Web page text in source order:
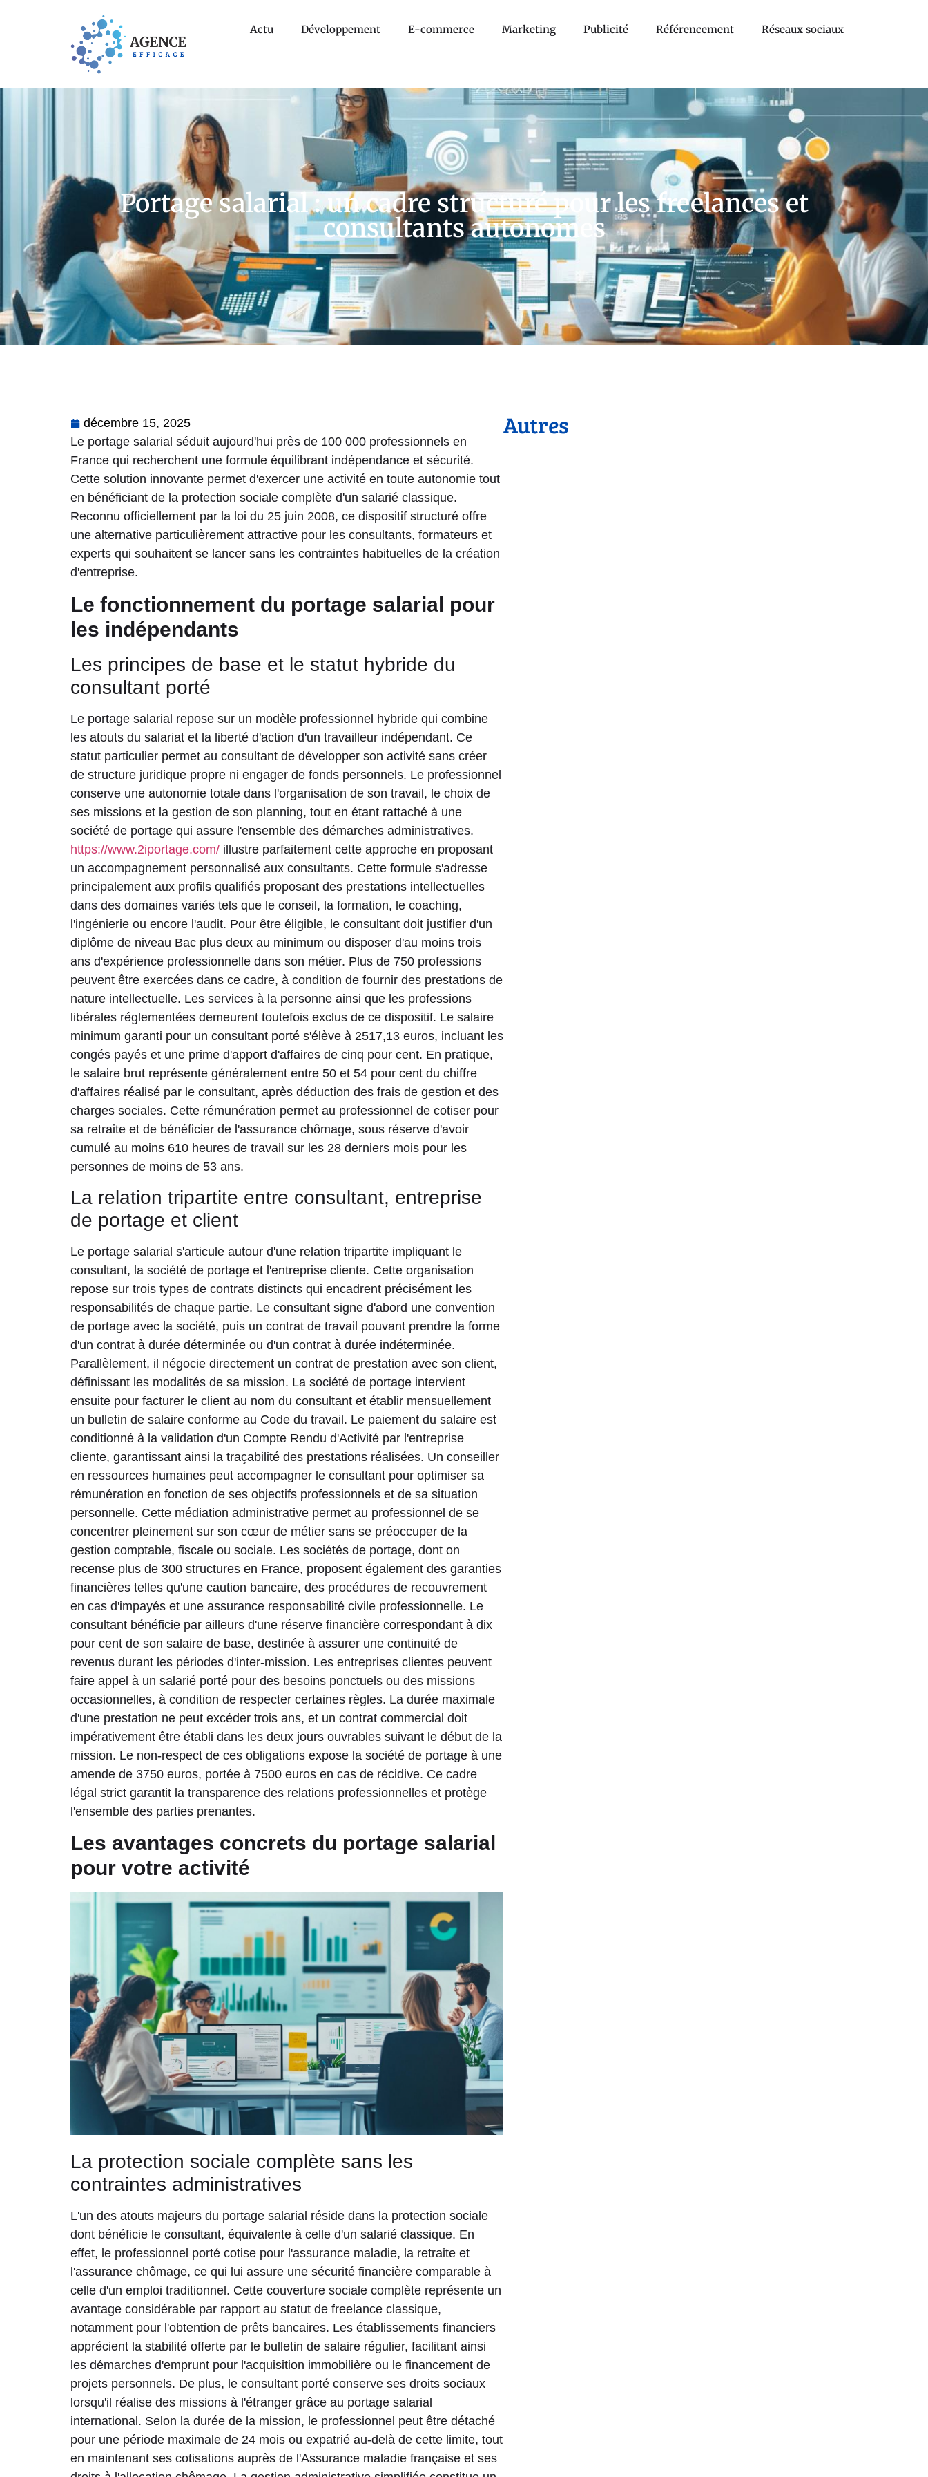
Actu Développement E-commerce Marketing Publicité Référencement Réseaux sociaux
Portage salarial : un cadre structuré pour les freelances et
consultants autonomes
décembre 15, 2025
Le portage salarial séduit aujourd'hui près de 100 000 professionnels en
France qui recherchent une formule équilibrant indépendance et sécurité.
Cette solution innovante permet d'exercer une activité en toute autonomie tout
en bénéficiant de la protection sociale complète d'un salarié classique.
Reconnu officiellement par la loi du 25 juin 2008, ce dispositif structuré offre
une alternative particulièrement attractive pour les consultants, formateurs et
experts qui souhaitent se lancer sans les contraintes habituelles de la création
d'entreprise.
Le fonctionnement du portage salarial pour
les indépendants
Les principes de base et le statut hybride du
consultant porté
Le portage salarial repose sur un modèle professionnel hybride qui combine
les atouts du salariat et la liberté d'action d'un travailleur indépendant. Ce
statut particulier permet au consultant de développer son activité sans créer
de structure juridique propre ni engager de fonds personnels. Le professionnel
conserve une autonomie totale dans l'organisation de son travail, le choix de
ses missions et la gestion de son planning, tout en étant rattaché à une
société de portage qui assure l'ensemble des démarches administratives.
https://www.2iportage.com/ illustre parfaitement cette approche en proposant
un accompagnement personnalisé aux consultants. Cette formule s'adresse
principalement aux profils qualifiés proposant des prestations intellectuelles
dans des domaines variés tels que le conseil, la formation, le coaching,
l'ingénierie ou encore l'audit. Pour être éligible, le consultant doit justifier d'un
diplôme de niveau Bac plus deux au minimum ou disposer d'au moins trois
ans d'expérience professionnelle dans son métier. Plus de 750 professions
peuvent être exercées dans ce cadre, à condition de fournir des prestations de
nature intellectuelle. Les services à la personne ainsi que les professions
libérales réglementées demeurent toutefois exclus de ce dispositif. Le salaire
minimum garanti pour un consultant porté s'élève à 2517,13 euros, incluant les
congés payés et une prime d'apport d'affaires de cinq pour cent. En pratique,
le salaire brut représente généralement entre 50 et 54 pour cent du chiffre
d'affaires réalisé par le consultant, après déduction des frais de gestion et des
charges sociales. Cette rémunération permet au professionnel de cotiser pour
sa retraite et de bénéficier de l'assurance chômage, sous réserve d'avoir
cumulé au moins 610 heures de travail sur les 28 derniers mois pour les
personnes de moins de 53 ans.
La relation tripartite entre consultant, entreprise
de portage et client
Le portage salarial s'articule autour d'une relation tripartite impliquant le
consultant, la société de portage et l'entreprise cliente. Cette organisation
repose sur trois types de contrats distincts qui encadrent précisément les
responsabilités de chaque partie. Le consultant signe d'abord une convention
de portage avec la société, puis un contrat de travail pouvant prendre la forme
d'un contrat à durée déterminée ou d'un contrat à durée indéterminée.
Parallèlement, il négocie directement un contrat de prestation avec son client,
définissant les modalités de sa mission. La société de portage intervient
ensuite pour facturer le client au nom du consultant et établir mensuellement
un bulletin de salaire conforme au Code du travail. Le paiement du salaire est
conditionné à la validation d'un Compte Rendu d'Activité par l'entreprise
cliente, garantissant ainsi la traçabilité des prestations réalisées. Un conseiller
en ressources humaines peut accompagner le consultant pour optimiser sa
rémunération en fonction de ses objectifs professionnels et de sa situation
personnelle. Cette médiation administrative permet au professionnel de se
concentrer pleinement sur son cœur de métier sans se préoccuper de la
gestion comptable, fiscale ou sociale. Les sociétés de portage, dont on
recense plus de 300 structures en France, proposent également des garanties
financières telles qu'une caution bancaire, des procédures de recouvrement
en cas d'impayés et une assurance responsabilité civile professionnelle. Le
consultant bénéficie par ailleurs d'une réserve financière correspondant à dix
pour cent de son salaire de base, destinée à assurer une continuité de
revenus durant les périodes d'inter-mission. Les entreprises clientes peuvent
faire appel à un salarié porté pour des besoins ponctuels ou des missions
occasionnelles, à condition de respecter certaines règles. La durée maximale
d'une prestation ne peut excéder trois ans, et un contrat commercial doit
impérativement être établi dans les deux jours ouvrables suivant le début de la
mission. Le non-respect de ces obligations expose la société de portage à une
amende de 3750 euros, portée à 7500 euros en cas de récidive. Ce cadre
légal strict garantit la transparence des relations professionnelles et protège
l'ensemble des parties prenantes.
Les avantages concrets du portage salarial
pour votre activité
La protection sociale complète sans les
contraintes administratives
L'un des atouts majeurs du portage salarial réside dans la protection sociale
dont bénéficie le consultant, équivalente à celle d'un salarié classique. En
effet, le professionnel porté cotise pour l'assurance maladie, la retraite et
l'assurance chômage, ce qui lui assure une sécurité financière comparable à
celle d'un emploi traditionnel. Cette couverture sociale complète représente un
avantage considérable par rapport au statut de freelance classique,
notamment pour l'obtention de prêts bancaires. Les établissements financiers
apprécient la stabilité offerte par le bulletin de salaire régulier, facilitant ainsi
les démarches d'emprunt pour l'acquisition immobilière ou le financement de
projets personnels. De plus, le consultant porté conserve ses droits sociaux
lorsqu'il réalise des missions à l'étranger grâce au portage salarial
international. Selon la durée de la mission, le professionnel peut être détaché
pour une période maximale de 24 mois ou expatrié au-delà de cette limite, tout
en maintenant ses cotisations auprès de l'Assurance maladie française et ses
Autres